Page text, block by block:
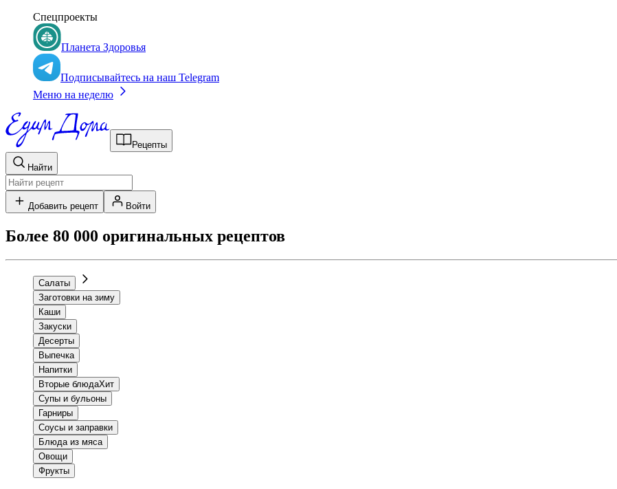
Спецпроекты
Планета Здоровья
Подписывайтесь на наш Telegram
Меню на неделю
Рецепты
Найти
Добавить рецепт Войти
Более 80 000 оригинальных рецептов
Салаты
Заготовки на зиму
Каши
Закуски
Десерты
Выпечка
Напитки
Вторые блюдаХит
Супы и бульоны
Гарниры
Соусы и заправки
Блюда из мяса
Овощи
Фрукты